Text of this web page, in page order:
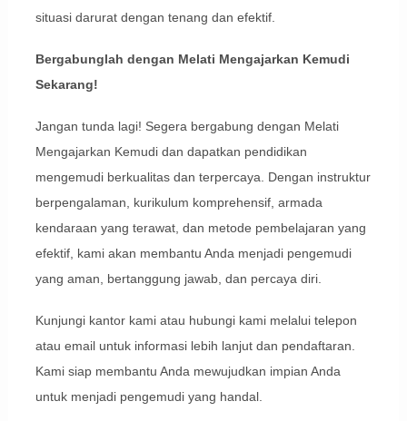
situasi darurat dengan tenang dan efektif.
Bergabunglah dengan Melati Mengajarkan Kemudi
Sekarang!
Jangan tunda lagi! Segera bergabung dengan Melati
Mengajarkan Kemudi dan dapatkan pendidikan
mengemudi berkualitas dan terpercaya. Dengan instruktur
berpengalaman, kurikulum komprehensif, armada
kendaraan yang terawat, dan metode pembelajaran yang
efektif, kami akan membantu Anda menjadi pengemudi
yang aman, bertanggung jawab, dan percaya diri.
Kunjungi kantor kami atau hubungi kami melalui telepon
atau email untuk informasi lebih lanjut dan pendaftaran.
Kami siap membantu Anda mewujudkan impian Anda
untuk menjadi pengemudi yang handal.